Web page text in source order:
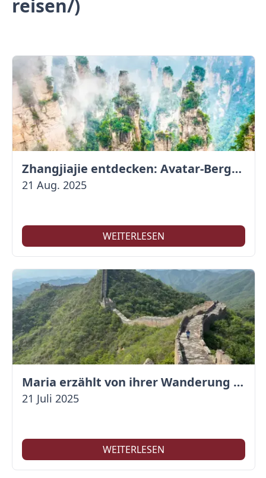
reisen/)
Zhangjiajie entdecken: Avatar-Berge & Altstadt von Fenghuang
21 Aug. 2025
WEITERLESEN
Maria erzählt von ihrer Wanderung auf der Großen Mauer
21 Juli 2025
WEITERLESEN